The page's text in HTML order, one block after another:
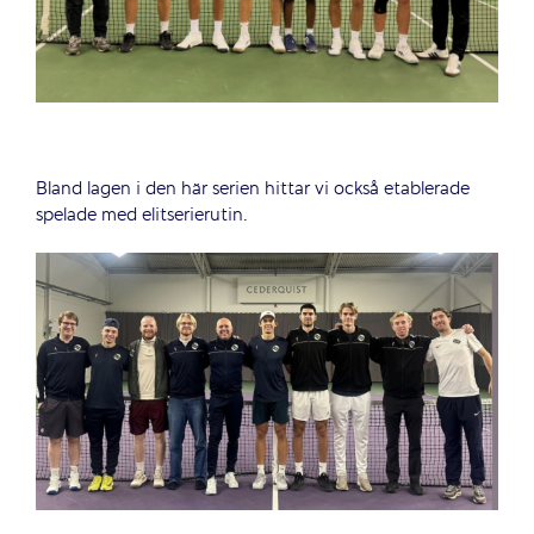
Bland lagen i den här serien hittar vi också etablerade
spelade med elitserierutin.